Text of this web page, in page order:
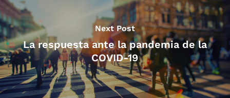
Next Post
La respuesta ante la pandemia de la
COVID-19